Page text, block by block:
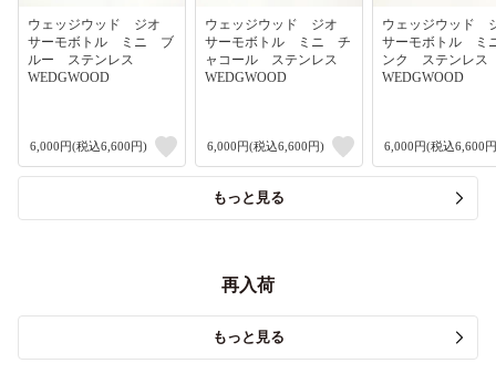
ウェッジウッド ジオ
サーモボトル ミニ ブ
ルー ステンレス
WEDGWOOD
6,000円(税込6,600円)
ウェッジウッド ジオ
サーモボトル ミニ チ
ャコール ステンレス
WEDGWOOD
6,000円(税込6,600円)
ウェッジウッド
サーモボトル
ンク ステンレ
WEDGWOOD
6,000円(税込6,600
もっと見る
再入荷
もっと見る